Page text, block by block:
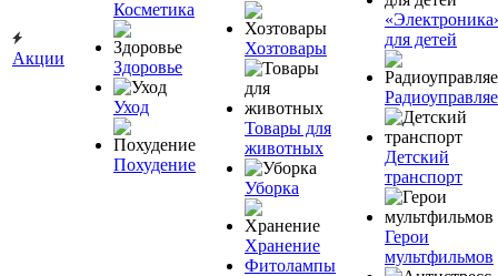
Акции
Косметика
Здоровье
Уход
Похудение
Хозтовары
Товары для
животных
Уборка
Хранение
Фитолампы
для детей
Детский
транспорт
Герои
мультфильмов